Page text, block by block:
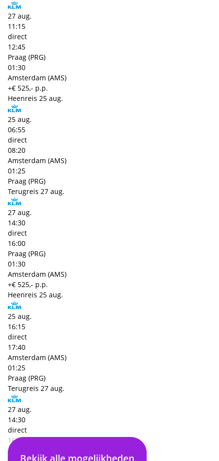
27 aug.
11:15
direct
12:45
Praag (PRG)
01:30
Amsterdam (AMS)
+€ 525,- p.p.
Heenreis 25 aug.
25 aug.
06:55
direct
08:20
Amsterdam (AMS)
01:25
Praag (PRG)
Terugreis 27 aug.
27 aug.
14:30
direct
16:00
Praag (PRG)
01:30
Amsterdam (AMS)
+€ 525,- p.p.
Heenreis 25 aug.
25 aug.
16:15
direct
17:40
Amsterdam (AMS)
01:25
Praag (PRG)
Terugreis 27 aug.
27 aug.
14:30
direct
16:00
Praag (PRG)
Bekijk alle mogelijkheden